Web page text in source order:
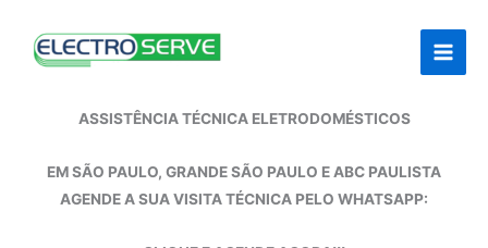
ASSISTÊNCIA TÉCNICA ELETRODOMÉSTICOS
EM SÃO PAULO, GRANDE SÃO PAULO E ABC PAULISTA
AGENDE A SUA VISITA TÉCNICA PELO WHATSAPP: